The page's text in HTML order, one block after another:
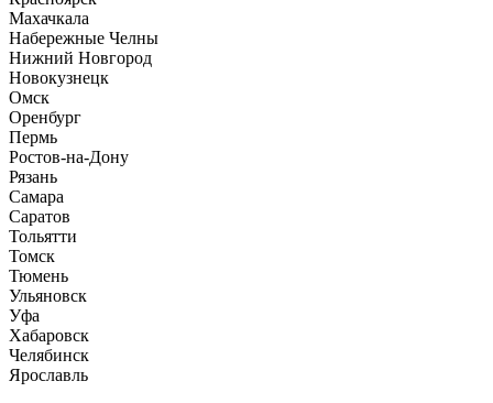
Махачкала
Набережные Челны
Нижний Новгород
Новокузнецк
Омск
Оренбург
Пермь
Ростов-на-Дону
Рязань
Самара
Саратов
Тольятти
Томск
Тюмень
Ульяновск
Уфа
Хабаровск
Челябинск
Ярославль